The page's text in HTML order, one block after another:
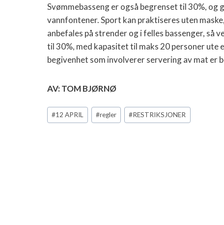
Svømmebasseng er også begrenset til 30%, og
vannfontener. Sport kan praktiseres uten
anbefales på strender og i felles bassenger, så
til 30%, med kapasitet til maks 20 personer ute
begivenhet som involverer servering av mat er
AV: TOM BJØRNØ
Post
Tags:
#12 APRIL #regler #RESTRIKSJONER